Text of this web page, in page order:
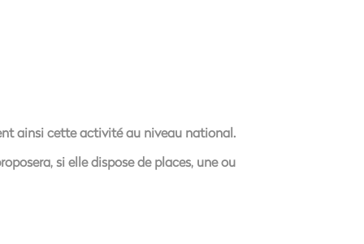
ainsi cette activité au niveau national.
si elle dispose de places, une ou